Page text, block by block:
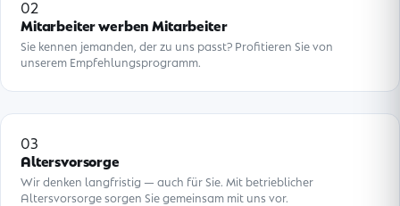
02
Mitarbeiter werben Mitarbeiter
Sie kennen jemanden, der zu uns passt? Profitieren Sie von
unserem Empfehlungsprogramm.
03
Altersvorsorge
Wir denken langfristig — auch für Sie. Mit betrieblicher
Altersvorsorge sorgen Sie gemeinsam mit uns vor.